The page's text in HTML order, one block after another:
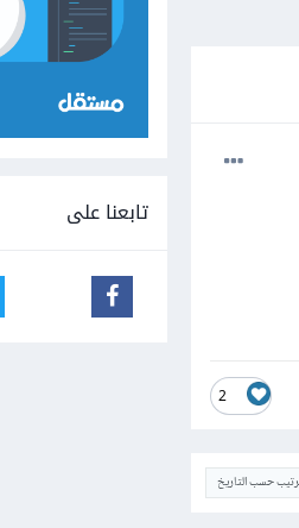
2
حسب التاريخ
تابعنا على